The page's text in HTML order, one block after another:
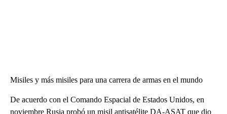
Misiles y más misiles para una carrera de armas en el mundo
De acuerdo con el Comando Espacial de Estados Unidos, en
noviembre Rusia probó un misil antisatélite DA-ASAT que dio